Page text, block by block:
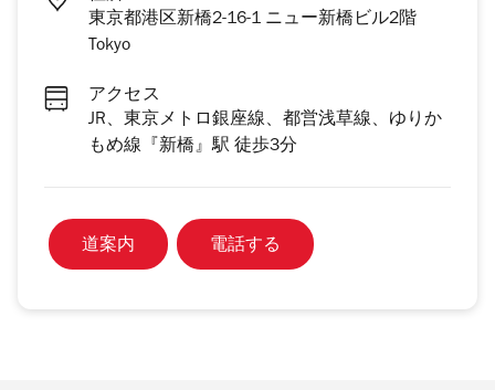
東京都港区新橋2-16-1 ニュー新橋ビル2階
Tokyo
アクセス
JR、東京メトロ銀座線、都営浅草線、ゆりか
もめ線『新橋』駅 徒歩3分
道案内 電話する